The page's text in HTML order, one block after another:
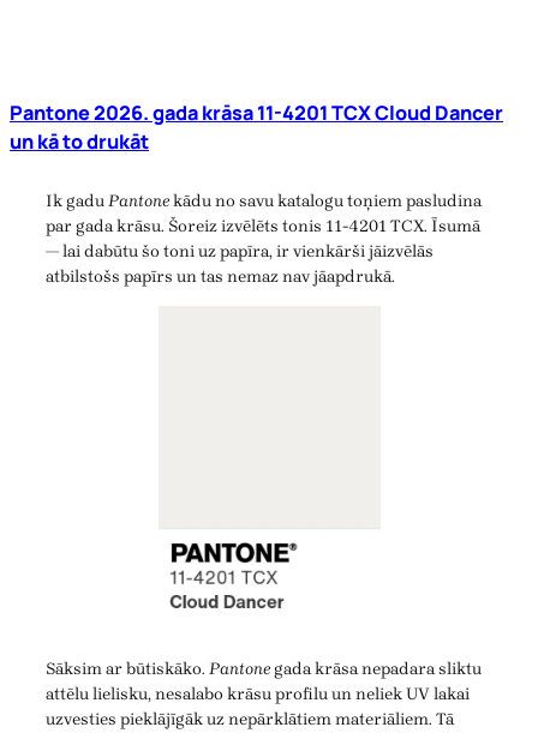
Pantone 2026. gada krāsa 11-4201 TCX Cloud Dancer
un kā to drukāt
Ik gaduPantonekādu no savu katalogu toņiem pasludina
par gada krāsu. Šoreiz izvēlēts tonis 11-4201 TCX. Īsumā
— lai dabūtu šo toni uz papīra, ir vienkārši jāizvēlās
atbilstošs papīrs un tas nemaz nav jāapdrukā.
Sāksim ar būtiskāko. Pantonegada krāsa nepadara sliktu
attēlu lielisku, nesalabo krāsu profilu un neliek UV lakai
uzvesties pieklājīgāk uz nepārklātiem materiāliem. Tā